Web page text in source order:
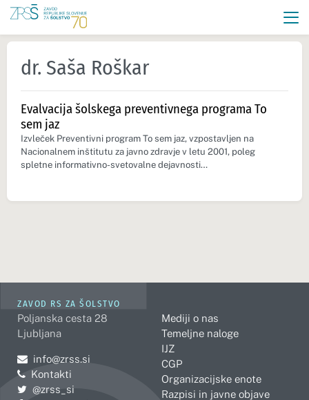
dr. Saša Roškar
Evalvacija šolskega preventivnega programa To
sem jaz
Izvleček Preventivni program To sem jaz, vzpostavljen na
Nacionalnem inštitutu za javno zdravje v letu 2001, poleg
spletne informativno-svetovalne dejavnosti…
ZAVOD RS ZA ŠOLSTVO
Poljanska cesta 28
Ljubljana
Pošljite e-mail na
info@zrss.si
Kontakti
Pojdite na Twitter:
@zrss_si
Mediji o nas
Temeljne naloge
IJZ
CGP
Organizacijske enote
Razpisi in javne objave